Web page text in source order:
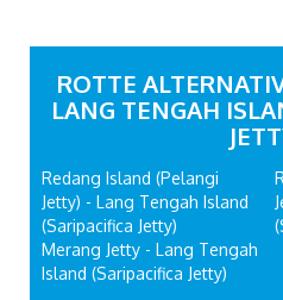
ROTTE
LANG TENGAH
Redang Island (Pelangi
Jetty) - Lang Tengah Island
(Saripacifica Jetty)
Merang Jetty - Lang Tengah
Island (Saripacifica Jetty)